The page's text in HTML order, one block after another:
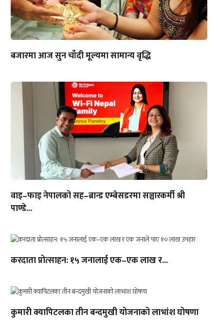
बजारमा आज सुन चाँदी मूल्यमा सामान्य वृद्धि
वाइ–फाइ नेपालको सह–ब्रान्ड एम्बेसडरमा सञ्चारकर्मी श्री
पाण्डे...
करदाता प्रोत्साहन: १५ जनालाई एक–एक लाख र...
कुमारी क्यापिटलका तीन बन्दमुखी योजनाको लाभांश घोषणा